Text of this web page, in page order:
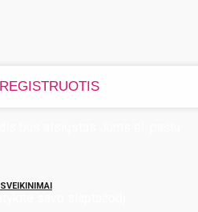
SVEIKINIMAI